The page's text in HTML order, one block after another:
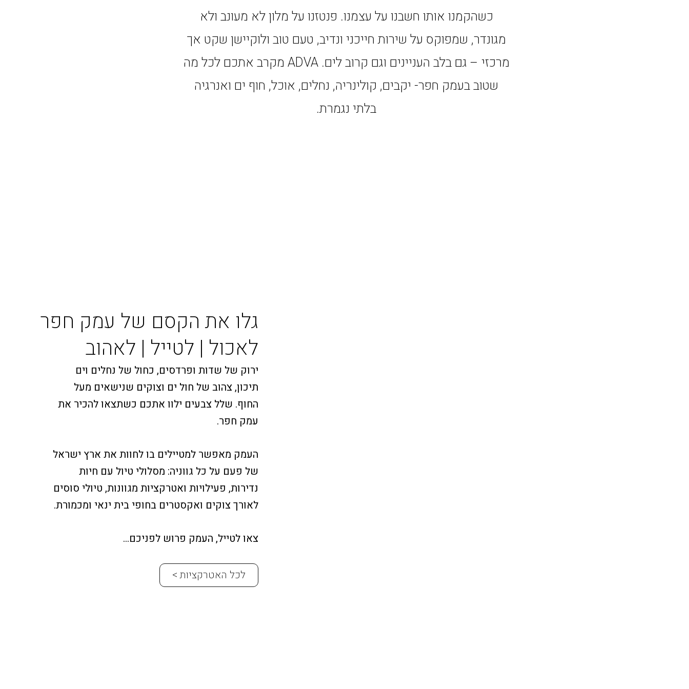
כשהקמנו אותו חשבנו על עצמנו. פנטזנו על מלון לא מעונב ולא
מגונדר, שמפוקס על שירות חייכני ונדיב, טעם טוב ולוקיישן שקט אך
מרכזי – גם בלב העניינים וגם קרוב לים. ADVA מקרב אתכם לכל מה
שטוב בעמק חפר- יקבים, קולינריה, נחלים, אוכל, חוף ים ואנרגיה
בלתי נגמרת.
גלו את הקסם של עמק חפר
לאכול | לטייל | לאהוב
ירוק של שדות ופרדסים, כחול של נחלים וים
תיכון, צהוב של חול ים וצוקים שנישאים מעל
החוף. שלל צבעים ילוו אתכם כשתצאו להכיר את
עמק חפר.
העמק מאפשר למטיילים בו לחוות את ארץ ישראל
של פעם על כל גווניה: מסלולי טיול עם חיות
נדירות, פעילויות ואטרקציות מגוונות, טיולי סוסים
לאורך צוקים ואקסטרים בחופי בית ינאי ומכמורת.
צאו לטייל, העמק פרוש לפניכם…
לכל האטרקציות >